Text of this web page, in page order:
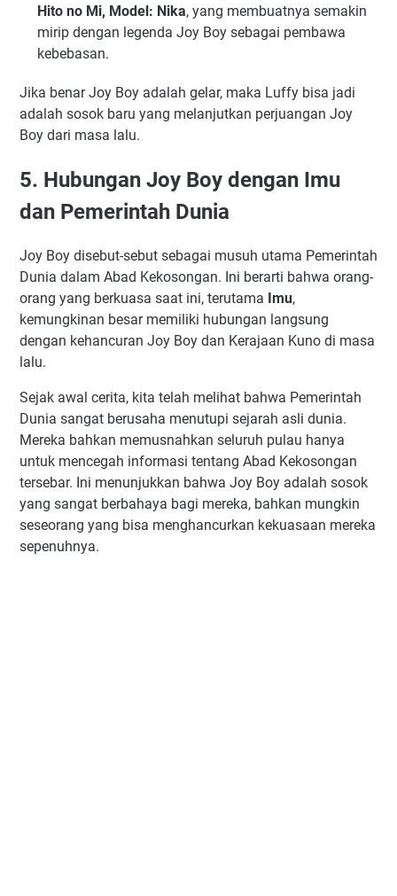
Hito no Mi, Model: Nika, yang membuatnya semakin
mirip dengan legenda Joy Boy sebagai pembawa
kebebasan.
Jika benar Joy Boy adalah gelar, maka Luffy bisa jadi
adalah sosok baru yang melanjutkan perjuangan Joy
Boy dari masa lalu.
5. Hubungan Joy Boy dengan Imu
dan Pemerintah Dunia
Joy Boy disebut-sebut sebagai musuh utama Pemerintah
Dunia dalam Abad Kekosongan. Ini berarti bahwa orang-
orang yang berkuasa saat ini, terutama Imu,
kemungkinan besar memiliki hubungan langsung
dengan kehancuran Joy Boy dan Kerajaan Kuno di masa
lalu.
Sejak awal cerita, kita telah melihat bahwa Pemerintah
Dunia sangat berusaha menutupi sejarah asli dunia.
Mereka bahkan memusnahkan seluruh pulau hanya
untuk mencegah informasi tentang Abad Kekosongan
tersebar. Ini menunjukkan bahwa Joy Boy adalah sosok
yang sangat berbahaya bagi mereka, bahkan mungkin
seseorang yang bisa menghancurkan kekuasaan mereka
sepenuhnya.